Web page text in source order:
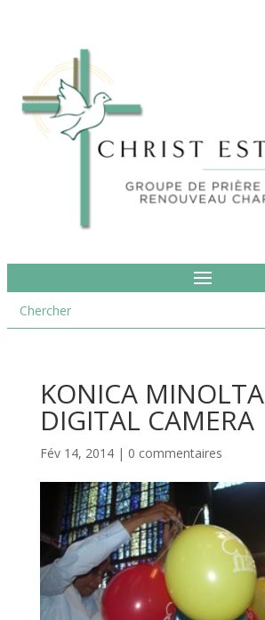
KONICA MINOLTA
DIGITAL CAMERA
Fév 14, 2014| 0 commentaires